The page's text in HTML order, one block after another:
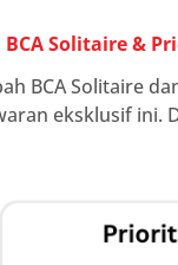
Solitaire &
BCA Solitaire
eksklusif ini.